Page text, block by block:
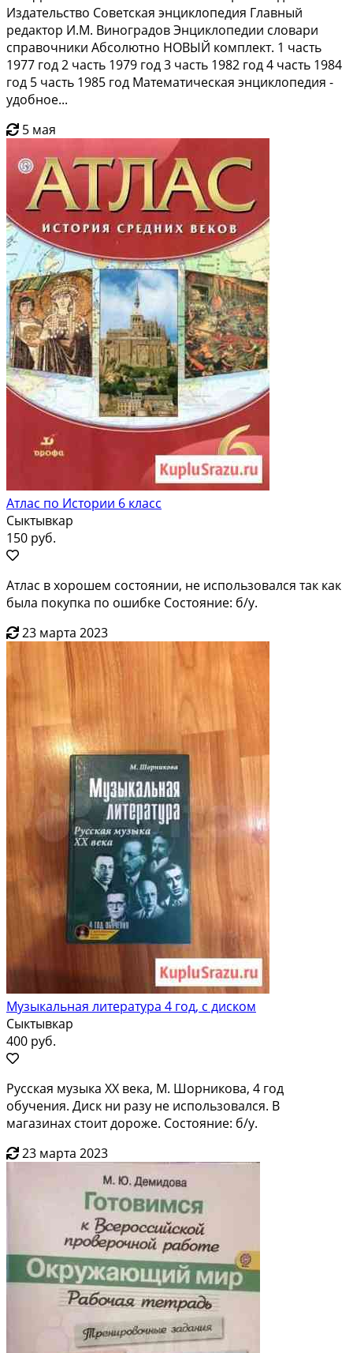
Издательство Советская энциклопедия Главный
редактор И.М. Виноградов Энциклопедии словари
справочники Абсолютно НОВЫЙ комплект. 1 часть
1977 год 2 часть 1979 год 3 часть 1982 год 4 часть 1984
год 5 часть 1985 год Математическая энциклопедия -
удобное...
5 мая
Атлас по Истории 6 класс
Сыктывкар
150 руб.
Атлас в хорошем состоянии, не использовался так как
была покупка по ошибке Состояние: б/у.
23 марта 2023
Музыкальная литература 4 год, с диском
Сыктывкар
400 руб.
Русская музыка ХХ века, М. Шорникова, 4 год
обучения. Диск ни разу не использовался. В
магазинах стоит дороже. Состояние: б/у.
23 марта 2023